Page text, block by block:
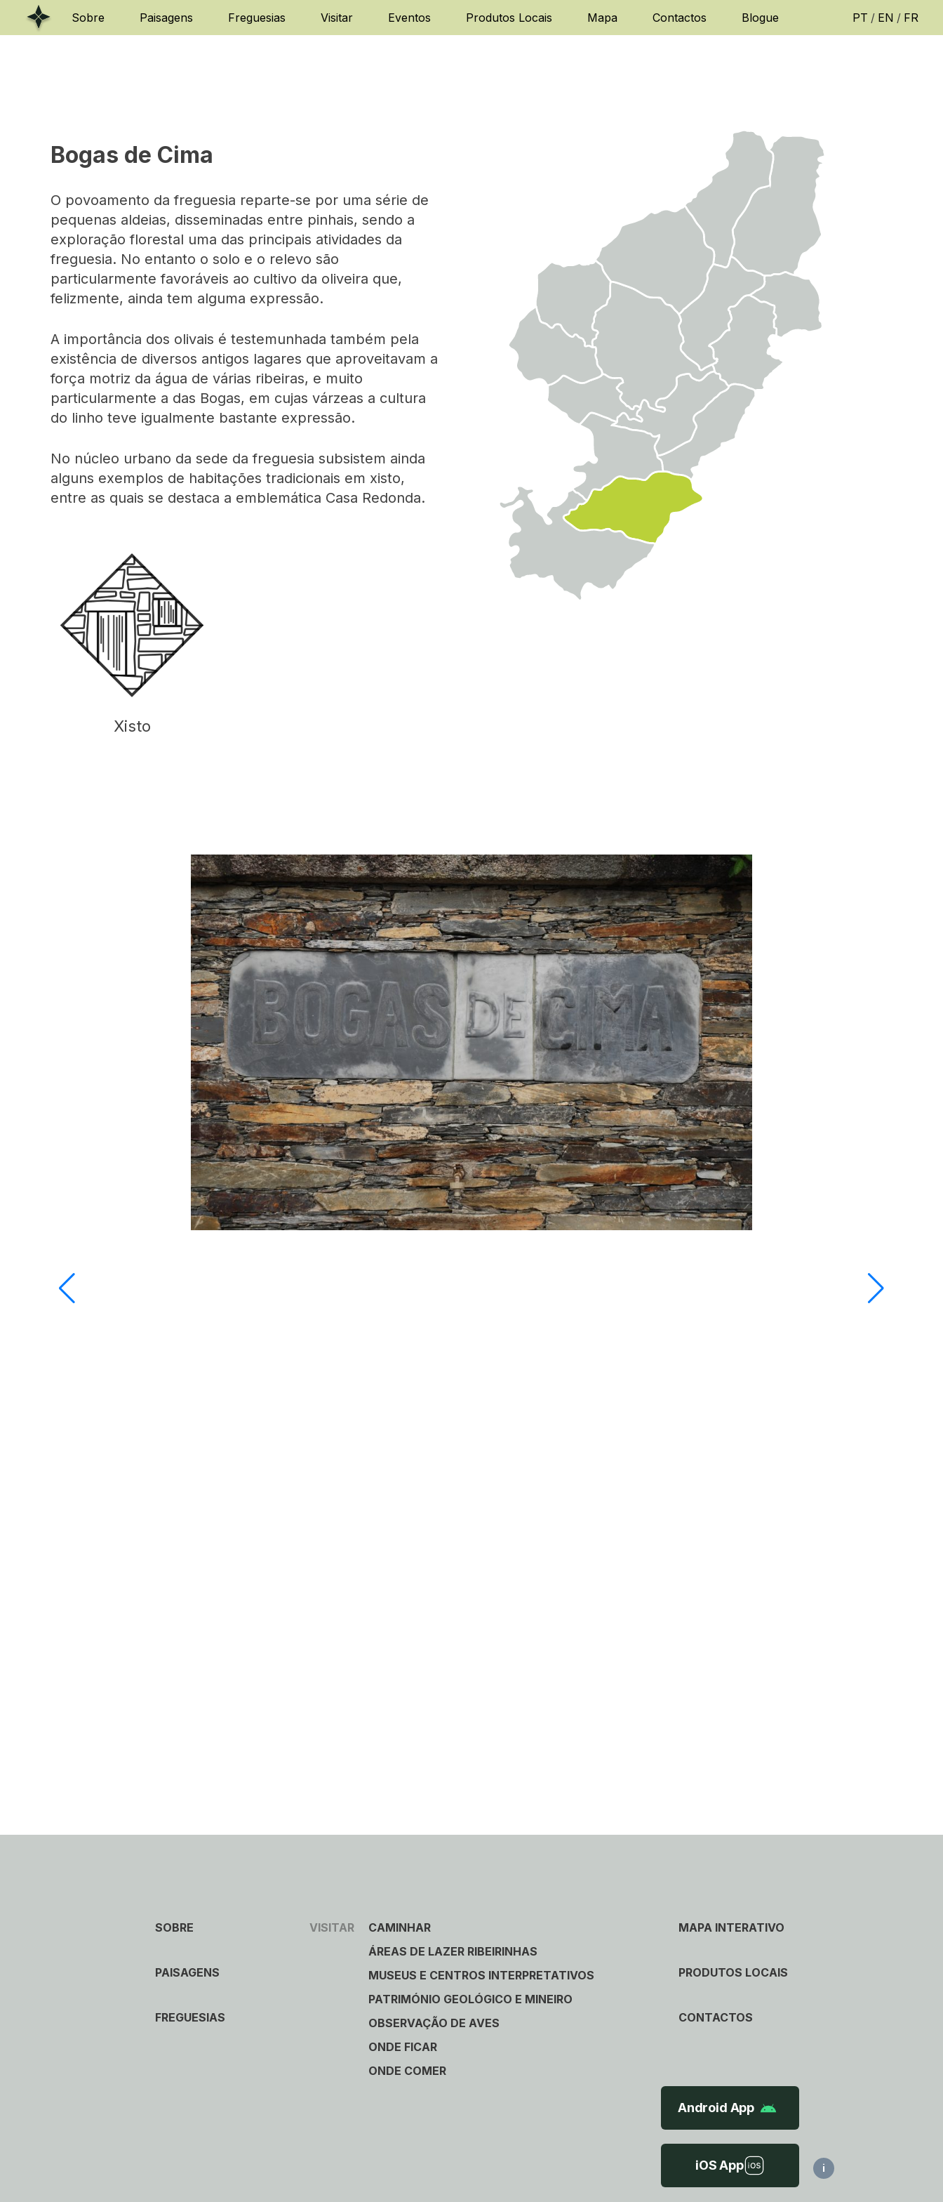
Sobre Paisagens Freguesias Visitar Eventos Produtos Locais Mapa Contactos Blogue PT / EN / FR
Bogas de Cima
O povoamento da freguesia reparte-se por uma série de
pequenas aldeias, disseminadas entre pinhais, sendo a
exploração florestal uma das principais atividades da
freguesia. No entanto o solo e o relevo são
particularmente favoráveis ao cultivo da oliveira que,
felizmente, ainda tem alguma expressão.
A importância dos olivais é testemunhada também pela
existência de diversos antigos lagares que aproveitavam a
força motriz da água de várias ribeiras, e muito
particularmente a das Bogas, em cujas várzeas a cultura
do linho teve igualmente bastante expressão.
No núcleo urbano da sede da freguesia subsistem ainda
alguns exemplos de habitações tradicionais em xisto,
entre as quais se destaca a emblemática Casa Redonda.
Xisto
SOBRE
PAISAGENS
FREGUESIAS
VISITAR
CAMINHAR
ÁREAS DE LAZER RIBEIRINHAS
MUSEUS E CENTROS INTERPRETATIVOS
PATRIMÓNIO GEOLÓGICO E MINEIRO
OBSERVAÇÃO DE AVES
ONDE FICAR
ONDE COMER
MAPA INTERATIVO
PRODUTOS LOCAIS
CONTACTOS
Android App
iOS App i